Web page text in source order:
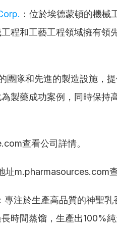
：位於埃德蒙頓的機械
程和工藝工程領域擁有領
團隊和先進的製造設施，
製藥成功案例，同時保持
查看公司詳情。
址m.pharmasources.com
：專注於生產高品質的神聖
時間蒸馏，生產出100%